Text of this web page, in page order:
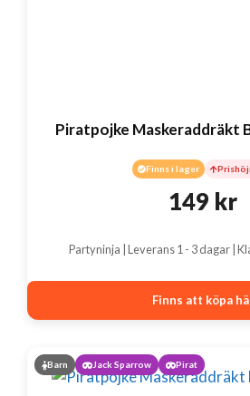
Piratpojke Maskeraddräkt
Finns i lager
149 kr
Partyninja | Leverans 1 - 3 dagar |
Finns att köpa
Barn Jack Sparrow Pirat